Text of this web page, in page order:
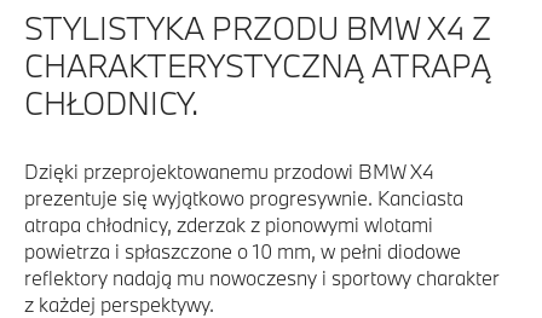
STYLISTYKA PRZODU BMW X4 Z
CHARAKTERYSTYCZNĄ ATRAPĄ
CHŁODNICY.
Dzięki przeprojektowanemu przodowi BMW X4
prezentuje się wyjątkowo progresywnie. Kanciasta
atrapa chłodnicy, zderzak z pionowymi wlotami
powietrza i spłaszczone o 10 mm, w pełni diodowe
reflektory nadają mu nowoczesny i sportowy charakter
z każdej perspektywy.